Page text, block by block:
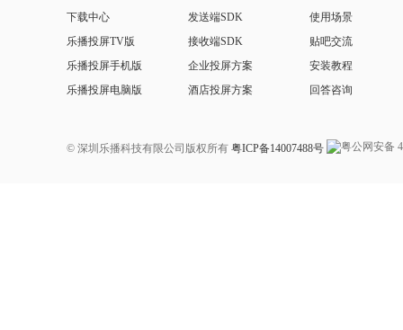
下载中心
乐播投屏TV版
乐播投屏手机版
乐播投屏电脑版
发送端SDK
接收端SDK
企业投屏方案
酒店投屏方案
使用场景
贴吧交流
安装教程
回答咨询
© 深圳乐播科技有限公司版权所有 粤ICP备14007488号